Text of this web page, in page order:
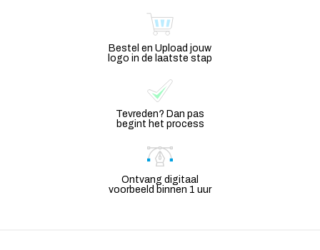
Bestel en Upload jouw
logo in de laatste stap
Tevreden? Dan pas
begint het process
Ontvang digitaal
voorbeeld binnen 1 uur